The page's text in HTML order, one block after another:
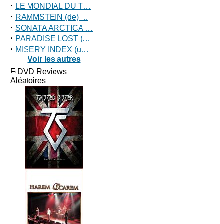
· LE MONDIAL DU T…
· RAMMSTEIN (de) …
· SONATA ARCTICA …
· PARADISE LOST (…
· MISERY INDEX (u…
Voir les autres
DVD Reviews
Aléatoires